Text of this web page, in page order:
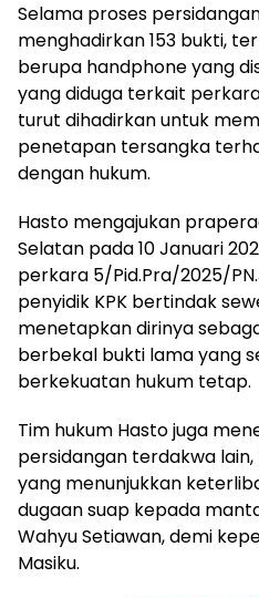
Selama proses
menghadirkan 153 bukti,
berupa handphone yang
yang diduga terkait
turut dihadirkan untuk
penetapan tersangka
dengan hukum.
Hasto mengajukan
Selatan pada 10 Januari
perkara 5/Pid.Pra/2025/
penyidik KPK bertindak
menetapkan dirinya
berbekal bukti lama yang
berkekuatan hukum tetap.
Tim hukum Hasto juga
persidangan terdakwa
yang menunjukkan
dugaan suap kepada
Wahyu Setiawan, demi
Masiku.